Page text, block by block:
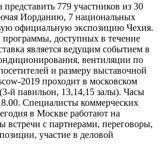
779 участников из 30
Иорданию, 7 национальных
официальную экспозицию Чехия.
программы, доступных в течение
является ведущим событием в
вентиляции по
и размеру выставочной
2019 проходит в московском
й павильон, 13,14,15 залы). Часы
Специалисты коммерческих
в Москве работают на
встречи с партнерами, переговоры,
участие в деловой